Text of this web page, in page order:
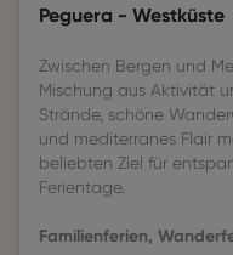
Peguera - Westküste
Zwischen Bergen und
Mischung aus Aktivität
Strände, schöne
und mediterranes Flair
beliebten Ziel für
Ferientage.
Familienferien,